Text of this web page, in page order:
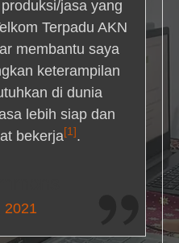
jasa yang
Terpadu AKN
membantu saya
keterampilan
di dunia
lebih siap dan
bekerja[1] .
2021